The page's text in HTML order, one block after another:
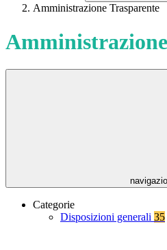
Amministrazione Trasparente
Categorie
Disposizioni generali 35